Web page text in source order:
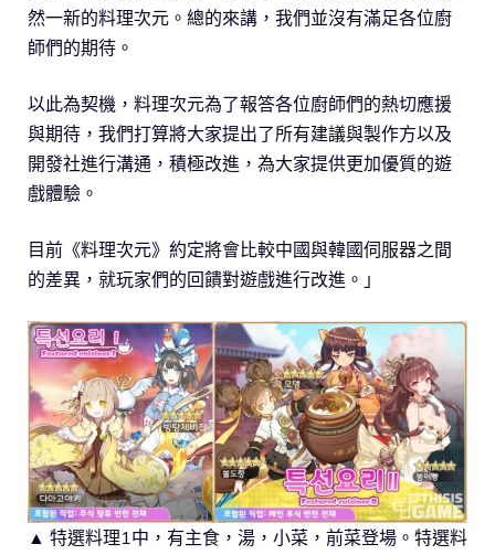
然一新的料理次元。總的來講，我們並沒有滿足各位廚
師們的期待。
以此為契機，料理次元為了報答各位廚師們的熱切應援
與期待，我們打算將大家提出了所有建議與製作方以及
開發社進行溝通，積極改進，為大家提供更加優質的遊
戲體驗。
目前《料理次元》約定將會比較中國與韓國伺服器之間
的差異，就玩家們的回饋對遊戲進行改進。」
▲ 特選料理1中，有主食，湯，小菜，前菜登場。特選料